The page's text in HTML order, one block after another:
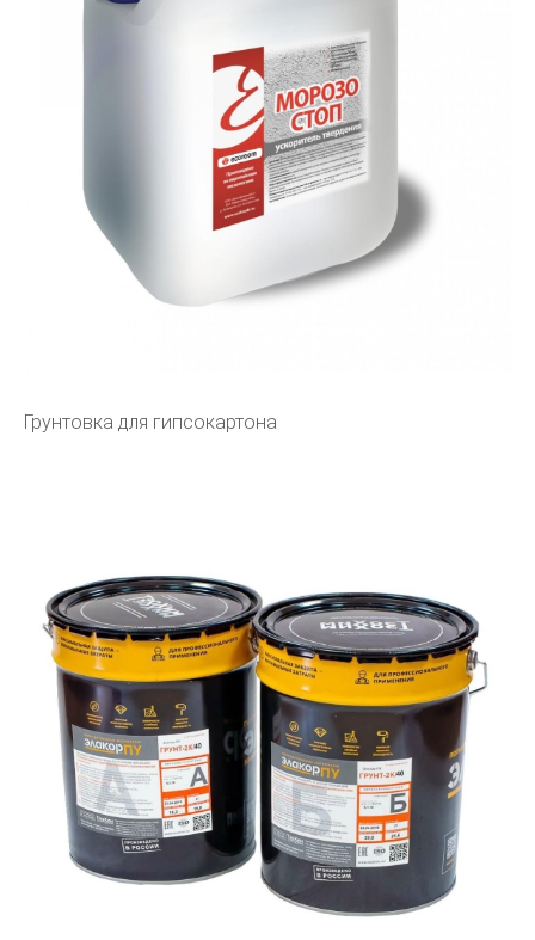
Грунтовка для гипсокартона